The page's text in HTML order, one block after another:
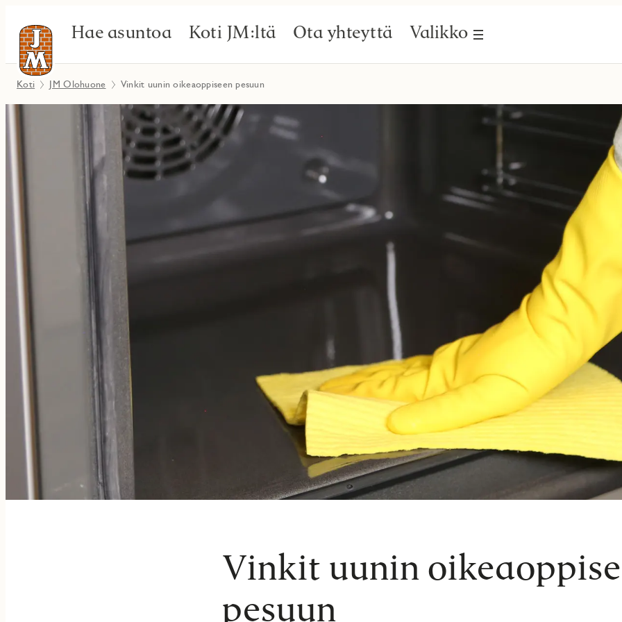
Hae asuntoa Koti JM:ltä Ota yhteyttä Valikko
Koti JM Olohuone Vinkit uunin oikeaoppiseen pesuun
Vinkit uunin
pesuun